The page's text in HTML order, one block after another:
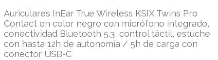
Auriculares InEar True Wireless KSIX Twins Pro
Contact en color negro con micrófono integrado,
conectividad Bluetooth 5.3, control táctil, estuche
con hasta 12h de autonomía / 5h de carga con
conector USB-C